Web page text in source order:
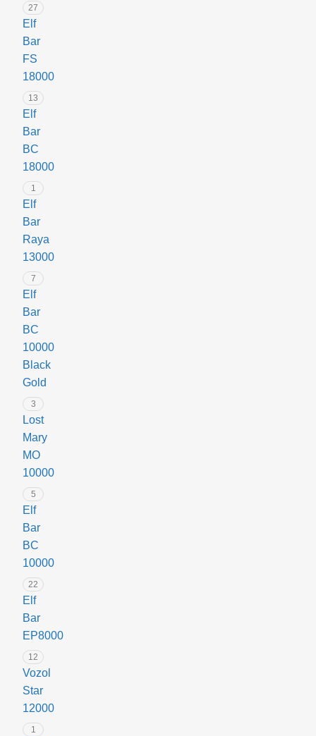
27
Elf
Bar
FS
18000
13
Elf
Bar
BC
18000
1
Elf
Bar
Raya
13000
7
Elf
Bar
BC
10000
Black
Gold
3
Lost
Mary
MO
10000
5
Elf
Bar
BC
10000
22
Elf
Bar
EP8000
12
Vozol
Star
12000
1